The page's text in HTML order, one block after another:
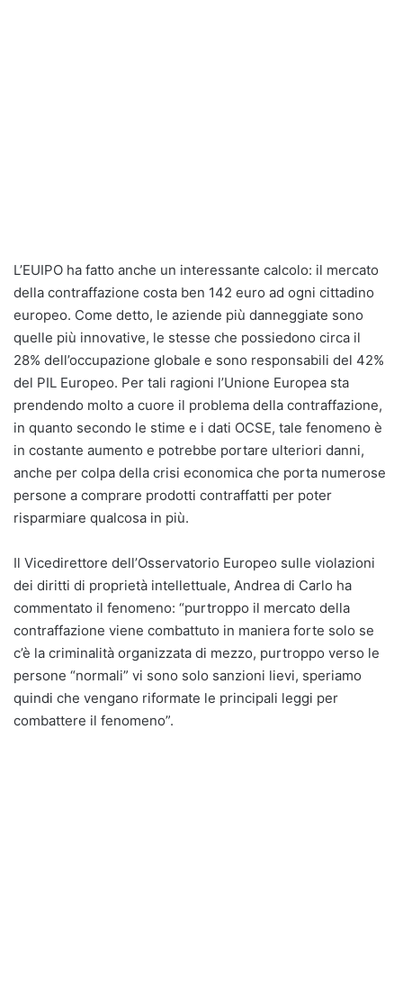
L’EUIPO ha fatto anche un interessante calcolo: il mercato
della contraffazione costa ben 142 euro ad ogni cittadino
europeo. Come detto, le aziende più danneggiate sono
quelle più innovative, le stesse che possiedono circa il
28% dell’occupazione globale e sono responsabili del 42%
del PIL Europeo. Per tali ragioni l’Unione Europea sta
prendendo molto a cuore il problema della contraffazione,
in quanto secondo le stime e i dati OCSE, tale fenomeno è
in costante aumento e potrebbe portare ulteriori danni,
anche per colpa della crisi economica che porta numerose
persone a comprare prodotti contraffatti per poter
risparmiare qualcosa in più.
Il Vicedirettore dell’Osservatorio Europeo sulle violazioni
dei diritti di proprietà intellettuale, Andrea di Carlo ha
commentato il fenomeno: “purtroppo il mercato della
contraffazione viene combattuto in maniera forte solo se
c’è la criminalità organizzata di mezzo, purtroppo verso le
persone “normali” vi sono solo sanzioni lievi, speriamo
quindi che vengano riformate le principali leggi per
combattere il fenomeno”.